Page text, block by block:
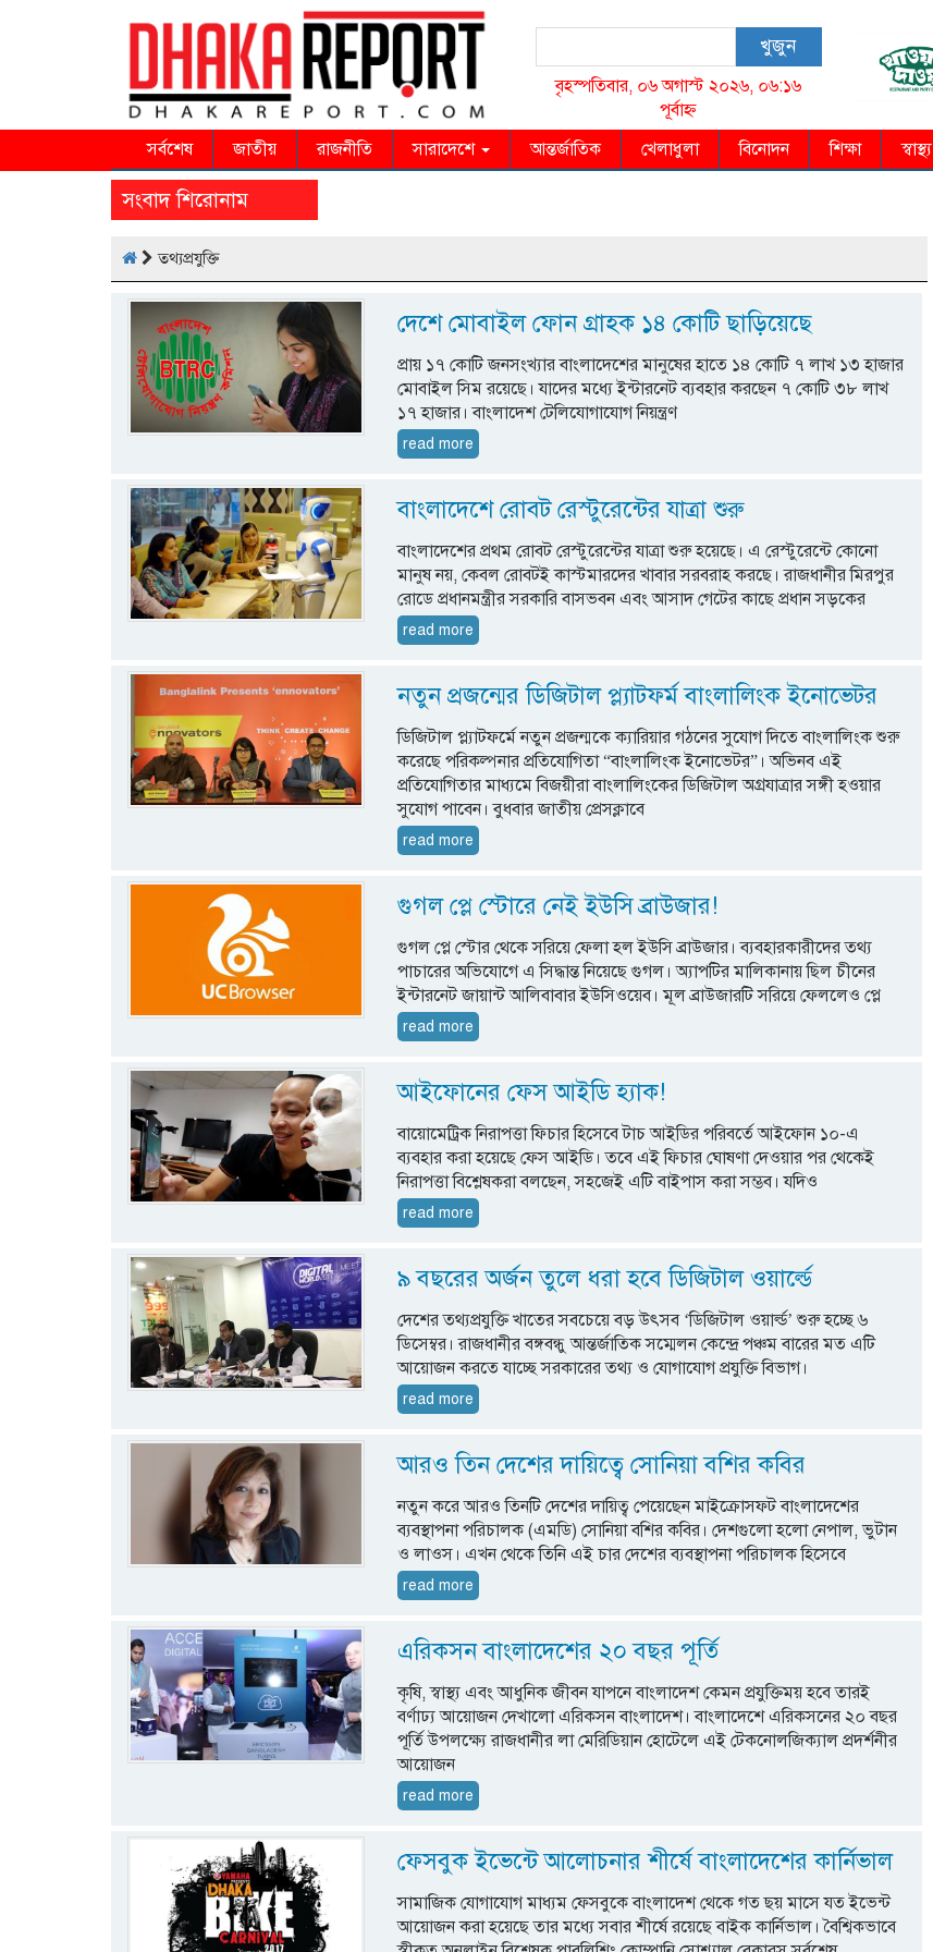
খুজুন
বৃহস্পতিবার, ০৬ অগাস্ট ২০২৬, ০৬:১৬
পূর্বাহ্ন
সর্বশেষ
জাতীয় রাজনীতি সারাদেশে আন্তর্জাতিক খেলাধুলা বিনোদন শিক্ষা স্বাস্থ্য
সংবাদ শিরোনাম
তথ্যপ্রযুক্তি
দেশে মোবাইল ফোন গ্রাহক ১৪ কোটি ছাড়িয়েছে
প্রায় ১৭ কোটি জনসংখ্যার বাংলাদেশের মানুষের হাতে ১৪ কোটি ৭ লাখ ১৩ হাজার
মোবাইল সিম রয়েছে। যাদের মধ্যে ইন্টারনেট ব্যবহার করছেন ৭ কোটি ৩৮ লাখ
১৭ হাজার। বাংলাদেশ টেলিযোগাযোগ নিয়ন্ত্রণ
read more
বাংলাদেশে রোবট রেস্টুরেন্টের যাত্রা শুরু
বাংলাদেশের প্রথম রোবট রেস্টুরেন্টের যাত্রা শুরু হয়েছে। এ রেস্টুরেন্টে কোনো
মানুষ নয়, কেবল রোবটই কাস্টমারদের খাবার সরবরাহ করছে। রাজধানীর মিরপুর
রোডে প্রধানমন্ত্রীর সরকারি বাসভবন এবং আসাদ গেটের কাছে প্রধান সড়কের
read more
নতুন প্রজন্মের ডিজিটাল প্ল্যাটফর্ম বাংলালিংক ইনোভেটর
ডিজিটাল প্ল্যাটফর্মে নতুন প্রজন্মকে ক্যারিয়ার গঠনের সুযোগ দিতে বাংলালিংক শুরু
করেছে পরিকল্পনার প্রতিযোগিতা “বাংলালিংক ইনোভেটর”। অভিনব এই
প্রতিযোগিতার মাধ্যমে বিজয়ীরা বাংলালিংকের ডিজিটাল অগ্রযাত্রার সঙ্গী হওয়ার
সুযোগ পাবেন। বুধবার জাতীয় প্রেসক্লাবে
read more
গুগল প্লে স্টোরে নেই ইউসি ব্রাউজার!
গুগল প্লে স্টোর থেকে সরিয়ে ফেলা হল ইউসি ব্রাউজার। ব্যবহারকারীদের তথ্য
পাচারের অভিযোগে এ সিদ্ধান্ত নিয়েছে গুগল। অ্যাপটির মালিকানায় ছিল চীনের
ইন্টারনেট জায়ান্ট আলিবাবার ইউসিওয়েব। মূল ব্রাউজারটি সরিয়ে ফেললেও প্লে
read more
আইফোনের ফেস আইডি হ্যাক!
বায়োমেট্রিক নিরাপত্তা ফিচার হিসেবে টাচ আইডির পরিবর্তে আইফোন ১০-এ
ব্যবহার করা হয়েছে ফেস আইডি। তবে এই ফিচার ঘোষণা দেওয়ার পর থেকেই
নিরাপত্তা বিশ্লেষকরা বলছেন, সহজেই এটি বাইপাস করা সম্ভব। যদিও
read more
৯ বছরের অর্জন তুলে ধরা হবে ডিজিটাল ওয়ার্ল্ডে
দেশের তথ্যপ্রযুক্তি খাতের সবচেয়ে বড় উৎসব ‘ডিজিটাল ওয়ার্ল্ড’ শুরু হচ্ছে ৬
ডিসেম্বর। রাজধানীর বঙ্গবন্ধু আন্তর্জাতিক সম্মেলন কেন্দ্রে পঞ্চম বারের মত এটি
আয়োজন করতে যাচ্ছে সরকারের তথ্য ও যোগাযোগ প্রযুক্তি বিভাগ।
read more
আরও তিন দেশের দায়িত্বে সোনিয়া বশির কবির
নতুন করে আরও তিনটি দেশের দায়িত্ব পেয়েছেন মাইক্রোসফট বাংলাদেশের
ব্যবস্থাপনা পরিচালক (এমডি) সোনিয়া বশির কবির। দেশগুলো হলো নেপাল, ভুটান
ও লাওস। এখন থেকে তিনি এই চার দেশের ব্যবস্থাপনা পরিচালক হিসেবে
read more
এরিকসন বাংলাদেশের ২০ বছর পূর্তি
কৃষি, স্বাস্থ্য এবং আধুনিক জীবন যাপনে বাংলাদেশ কেমন প্রযুক্তিময় হবে তারই
বর্ণাঢ্য আয়োজন দেখালো এরিকসন বাংলাদেশ। বাংলাদেশে এরিকসনের ২০ বছর
পূর্তি উপলক্ষ্যে রাজধানীর লা মেরিডিয়ান হোটেলে এই টেকনোলজিক্যাল প্রদর্শনীর
আয়োজন
read more
ফেসবুক ইভেন্টে আলোচনার শীর্ষে বাংলাদেশের কার্নিভাল
সামাজিক যোগাযোগ মাধ্যম ফেসবুকে বাংলাদেশ থেকে গত ছয় মাসে যত ইভেন্ট
আয়োজন করা হয়েছে তার মধ্যে সবার শীর্ষে রয়েছে বাইক কার্নিভাল। বৈশ্বিকভাবে